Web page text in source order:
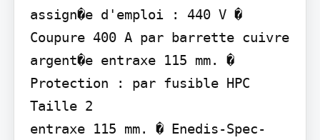
assign�e d'emploi : 440 V �
Coupure 400 A par barrette cuivre
argent�e entraxe 115 mm. �
Protection : par fusible HPC
Taille 2
entraxe 115 mm. � Enedis-Spec-